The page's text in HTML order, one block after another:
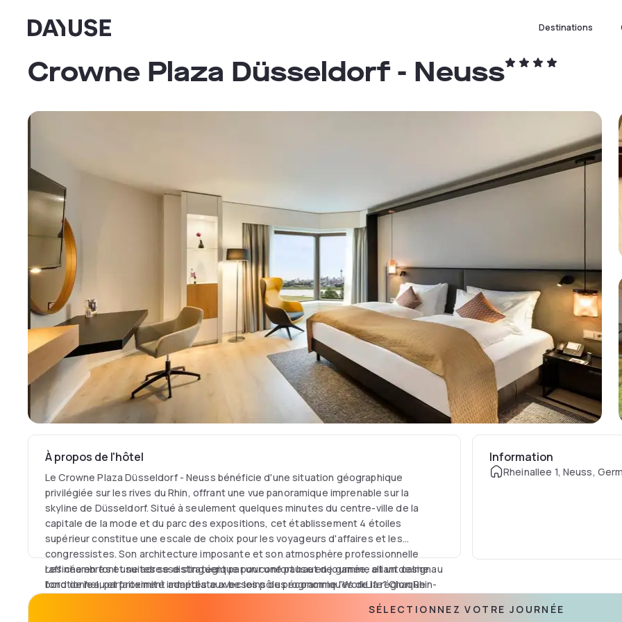
Dayuse Destinations
Crowne Plaza Düsseldorf - Neuss
À propos de l'hôtel
Le Crowne Plaza Düsseldorf - Neuss bénéficie d'une situation géographique
privilégiée sur les rives du Rhin, offrant une vue panoramique imprenable sur la
skyline de Düsseldorf. Situé à seulement quelques minutes du centre-ville de la
capitale de la mode et du parc des expositions, cet établissement 4 étoiles
supérieur constitue une escale de choix pour les voyageurs d'affaires et les
congressistes. Son architecture imposante et son atmosphère professionnelle
raffinée en font une adresse stratégique pour une pause en journée, alliant calme au
bord de l'eau et proximité immédiate avec les pôles économiques de la région Rhin-
Les chambres et suites se distinguent par un confort haut de gamme et un design
fonctionnel, parfaitement adaptés aux besoins du programme "WorkLife". Chaque
gratuite et d'un espace de travail ergonomique. L'équipement technologique
Information
Rheinallee 1, Neuss,
SÉLECTIONNEZ VOTRE JOURNÉE